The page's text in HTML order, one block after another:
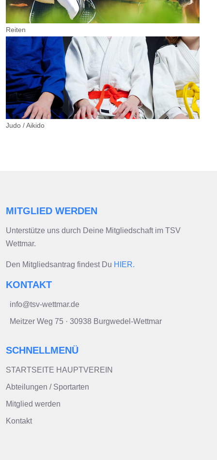
Reiten
Judo / Aikido
MITGLIED WERDEN
Unterstütze uns durch Deine Mitgliedschaft im TSV
Wettmar.
Den Mitgliedsantrag findest Du HIER.
KONTAKT
info@tsv-wettmar.de
Meitzer Weg 75 · 30938 Burgwedel-Wettmar
SCHNELLMENÜ
STARTSEITE HAUPTVEREIN
Abteilungen / Sportarten
Mitglied werden
Kontakt